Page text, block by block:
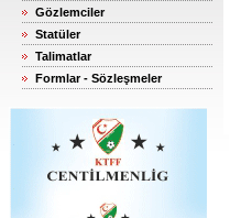
Gözlemciler
Statüler
Talimatlar
Formlar - Sözleşmeler